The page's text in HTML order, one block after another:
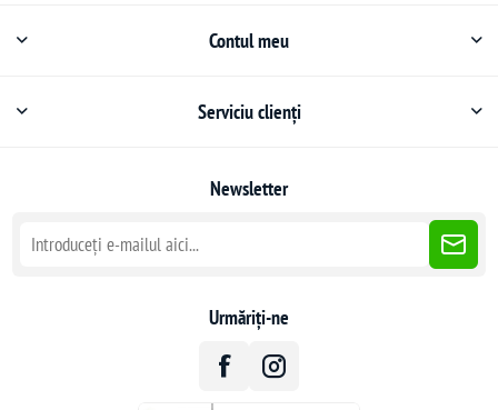
Contul meu
Serviciu clienți
Newsletter
Urmăriți-ne